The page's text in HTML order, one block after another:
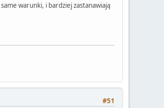
warunki, i bardziej zastanawiają
#51